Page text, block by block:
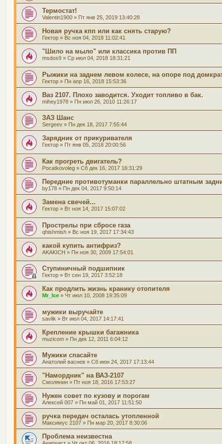
Термостат!
Valentin1900 » Пт янв 25, 2019 13:40:28
Новая ручка кпп или как снять старую?
Гектор » Вс ноя 04, 2018 11:02:41
"Шило на мыло" или классика против ПП
msdos9 » Ср июл 04, 2018 18:31:21
Рыжики на заднем левом колесе, на опоре под
Гектор » Пн апр 16, 2018 15:53:36
Ваз 2107. Плохо заводится. Уходит топливо в бак.
mihey1978 » Пн июл 26, 2010 11:26:17
ЗАЗ Шанс
Sergeev » Пн дек 18, 2017 7:55:44
Зарядник от прикуривателя
Гектор » Пт янв 05, 2018 20:00:56
Как прогреть двигатель?
Pocatkovoleg » Сб дек 16, 2017 16:31:29
Передние противотуманки параллельно штатным
by178 » Пн дек 04, 2017 9:50:14
Замена свечей...
Гектор » Вт ноя 14, 2017 15:07:02
Прострелы при сбросе газа
qhishmish » Вс ноя 19, 2017 17:34:43
какой купить антифриз?
AKAKICH » Пн ноя 30, 2009 17:54:01
Ступиничный подшипник
Гектор » Вт сен 19, 2017 3:52:18
Как продлить жизнь кранику отопителя
Mr_Ice » Чт июл 10, 2008 19:35:09
мужики выручайте
savlik » Вт июл 04, 2017 14:17:41
Крепление крышки багажника
muzicom » Пн дек 12, 2011 6:04:12
Мужики спасайте
Анатолий васнев » Сб июн 24, 2017 17:13:44
"Намордник" на ВАЗ-2107
Смолянин » Пт ноя 18, 2016 17:53:27
Нужен совет по кузову и порогам
Алексей 007 » Пн май 01, 2017 11:51:50
ручка передач осталась утопленной
Максимус 2107 » Пн мар 20, 2017 8:30:06
Проблема неизвестна